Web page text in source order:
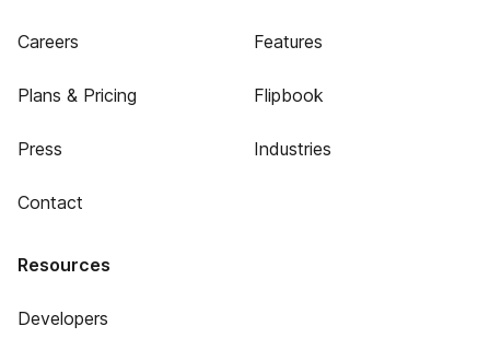
Careers
Plans & Pricing
Press
Contact
Features
Flipbook
Industries
Resources
Developers